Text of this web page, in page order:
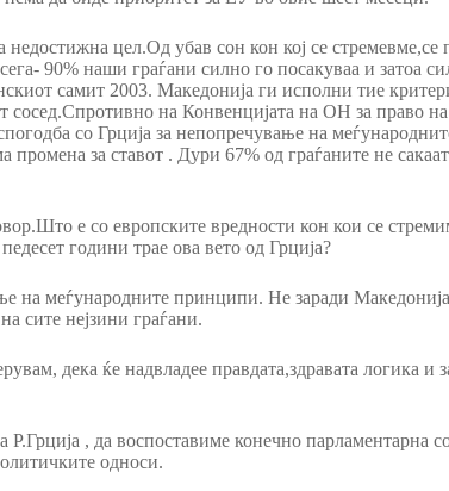
цел.Од убав сон кон кој се стремевме,се
90% наши граѓани силно го посакуваа и затоа
самит 2003. Македонија ги исполни тие
сосед.Спротивно на Конвенцијата на ОН за право на
со Грција за непопречување на
за ставот . Дури 67% од граѓаните не
е со европските вредности кон кои се
години трае ова вето од Грција?
на меѓународните принципи. Не заради
сите нејзини граѓани.
дека ќе надвладее правдата,здравата логика и
, да воспоставиме конечно парламентарна
односи.